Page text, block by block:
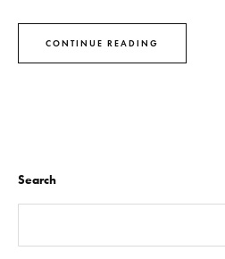
CONTINUE READING
Search